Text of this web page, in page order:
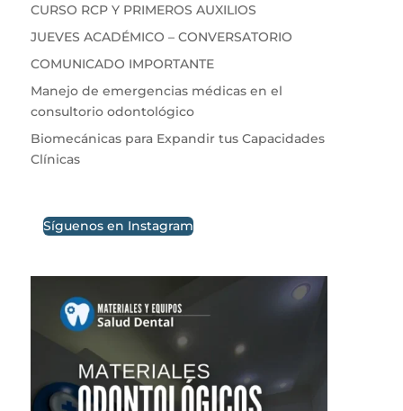
CURSO RCP Y PRIMEROS AUXILIOS
JUEVES ACADÉMICO – CONVERSATORIO
COMUNICADO IMPORTANTE
Manejo de emergencias médicas en el
consultorio odontológico
Biomecánicas para Expandir tus Capacidades
Clínicas
Síguenos en Instagram